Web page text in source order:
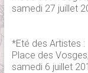
samedi 27 juillet
*Eté des Artistes :
Place des
samedi 6 juillet